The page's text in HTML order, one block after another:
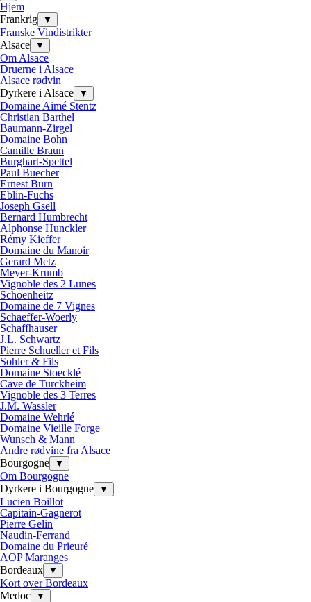
Hjem
Frankrig
▼
Franske Vindistrikter
Alsace
▼
Om Alsace
Druerne i Alsace
Alsace rødvin
Dyrkere i Alsace
▼
Domaine Aimé Stentz
Christian Barthel
Baumann-Zirgel
Domaine Bohn
Camille Braun
Burghart-Spettel
Paul Buecher
Ernest Burn
Eblin-Fuchs
Joseph Gsell
Bernard Humbrecht
Alphonse Hunckler
Rémy Kieffer
Domaine du Manoir
Gerard Metz
Meyer-Krumb
Vignoble des 2 Lunes
Schoenheitz
Domaine de 7 Vignes
Schaeffer-Woerly
Schaffhauser
J.L. Schwartz
Pierre Schueller et Fils
Sohler & Fils
Domaine Stoecklé
Cave de Turckheim
Vignoble des 3 Terres
J.M. Wassler
Domaine Wehrlé
Domaine Vieille Forge
Wunsch & Mann
Andre rødvine fra Alsace
Bourgogne
▼
Om Bourgogne
Dyrkere i Bourgogne
▼
Lucien Boillot
Capitain-Gagnerot
Pierre Gelin
Naudin-Ferrand
Domaine du Prieuré
AOP Maranges
Bordeaux
▼
Kort over Bordeaux
Medoc
▼